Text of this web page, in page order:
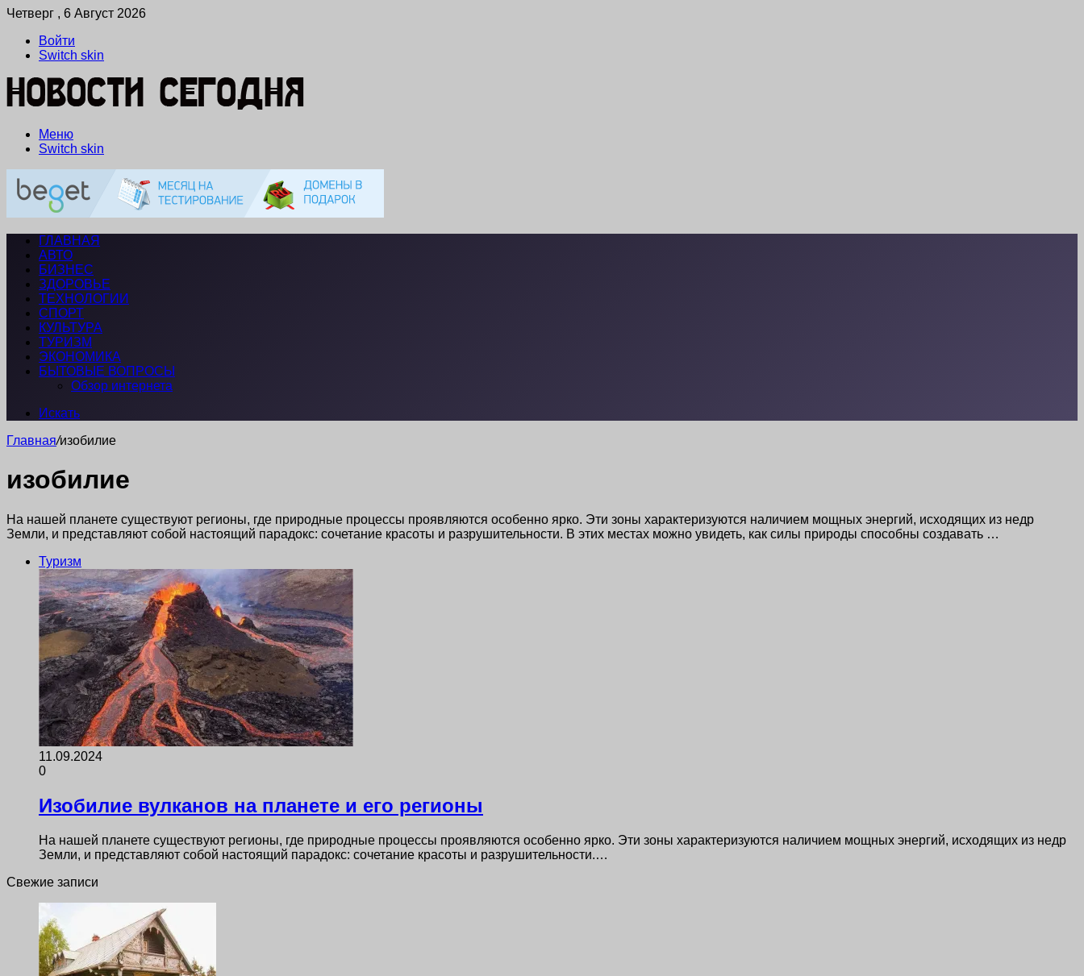
Четверг , 6 Август 2026
Войти
Switch skin
Меню
Switch skin
ГЛАВНАЯ
АВТО
БИЗНЕС
ЗДОРОВЬЕ
ТЕХНОЛОГИИ
СПОРТ
КУЛЬТУРА
ТУРИЗМ
ЭКОНОМИКА
БЫТОВЫЕ ВОПРОСЫ
Обзор интернета
Искать
Главная/изобилие
изобилие
На нашей планете существуют регионы, где природные процессы проявляются особенно ярко. Эти зоны характеризуются наличием мощных энергий, исходящих из недр
Земли, и представляют собой настоящий парадокс: сочетание красоты и разрушительности. В этих местах можно увидеть, как силы природы способны создавать …
Туризм
11.09.2024
0
Изобилие вулканов на планете и его регионы
На нашей планете существуют регионы, где природные процессы проявляются особенно ярко. Эти зоны характеризуются наличием мощных энергий, исходящих из недр
Земли, и представляют собой настоящий парадокс: сочетание красоты и разрушительности.…
Свежие записи